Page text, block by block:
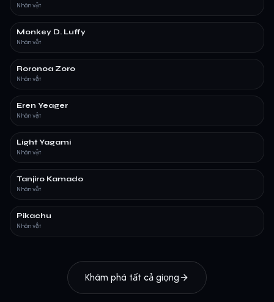
Nhân vật
Monkey D. Luffy
Nhân vật
Roronoa Zoro
Nhân vật
Eren Yeager
Nhân vật
Light Yagami
Nhân vật
Tanjiro Kamado
Nhân vật
Pikachu
Nhân vật
Khám phá tất cả giọng